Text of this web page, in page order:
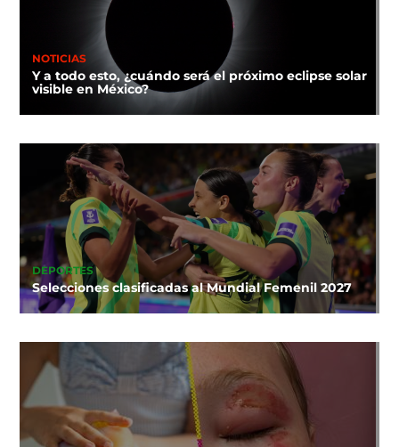
NOTICIAS
Y a todo esto, ¿cuándo será el próximo eclipse solar
visible en México?
DEPORTES
Selecciones clasificadas al Mundial Femenil 2027